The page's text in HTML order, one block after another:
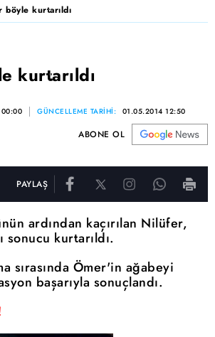
böyle kurtarıldı
kurtarıldı
GÜNCELLEME TARİHİ: 01.05.2014 12:50
ABONE OL
PAYLAŞ
ardından kaçırılan Nilüfer,
kurtarıldı.
sırasında Ömer'in ağabeyi
başarıyla sonuçlandı.